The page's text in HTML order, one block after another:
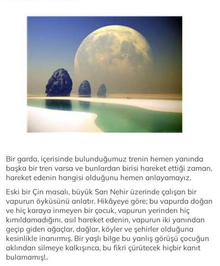
Bir garda, içerisinde bulunduğumuz trenin hemen yanında
başka bir tren varsa ve bunlardan birisi hareket ettiği zaman,
hareket edenin hangisi olduğunu hemen anlayamayız.
Eski bir Çin masalı, büyük Sarı Nehir üzerinde çalışan bir
vapurun öyküsünü anlatır. Hikâyeye göre; bu vapurda doğan
ve hiç karaya inmeyen bir çocuk, vapurun yerinden hiç
kımıldamadığını, asıl hareket edenin, vapurun iki yanından
geçip giden ağaçlar, dağlar, köyler ve şehirler olduğuna
kesinlikle inanırmış. Bir yaşlı bilge bu yanlış görüşü çocuğun
aklından silmeye kalkışınca, bu fikri çürütecek hiçbir kanıt
bulamamış!..